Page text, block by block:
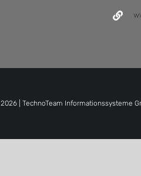
2026 | TechnoTeam Informationssysteme